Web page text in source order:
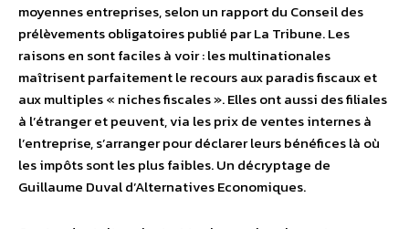
moyennes entreprises, selon un rapport du Conseil des
prélèvements obligatoires publié par La Tribune. Les
raisons en sont faciles à voir : les multinationales
maîtrisent parfaitement le recours aux paradis fiscaux et
aux multiples « niches fiscales ». Elles ont aussi des filiales
à l’étranger et peuvent, via les prix de ventes internes à
l’entreprise, s’arranger pour déclarer leurs bénéfices là où
les impôts sont les plus faibles. Un décryptage de
Guillaume Duval d’Alternatives Economiques.